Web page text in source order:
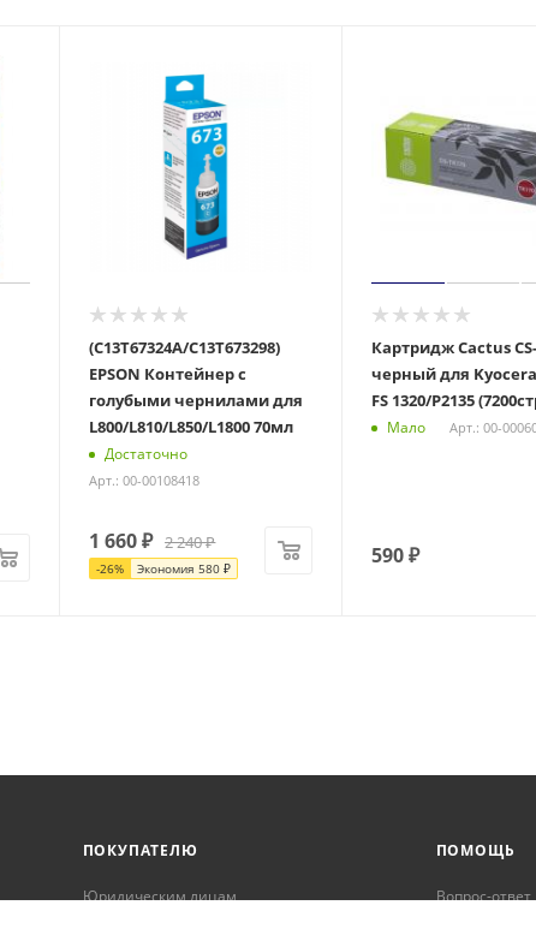
(C13T67324A/C13T673298)
EPSON Контейнер с
голубыми чернилами для
L800/L810/L850/L1800 70мл
Достаточно
Арт.: 00-00108418
1 660₽ 2 240₽
-26% Экономия 580 ₽
Картридж Cactus
черный для
FS 1320/P2135
Мало Арт.: 00-
590₽
ПОКУПАТЕЛЮ
Юридическим лицам
ПОМОЩЬ
Вопрос-ответ